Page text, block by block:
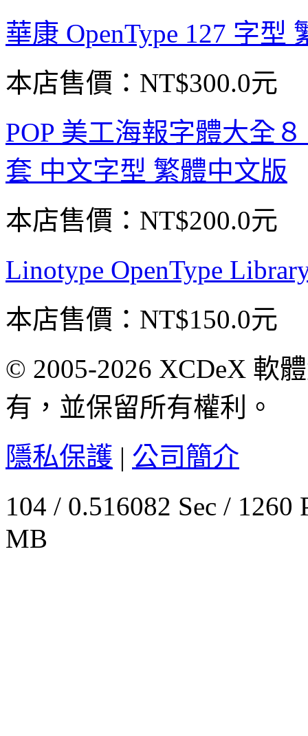
華康 OpenType 127 字
本店售價： NT$300.0元
POP 美工海報字體大全
套 中文字型 繁體中文版
本店售價： NT$200.0元
Linotype OpenType
本店售價： NT$150.0元
© 2005-2026 XCDeX 軟
有，並保留所有權利。
隱私保護 | 公司簡介
104 / 0.516082 Sec /
MB